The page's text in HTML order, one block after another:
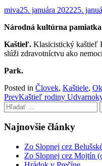
miva25. januára 202225.
Národná kultúrna pamiatka
Kaštieľ. Klasicistický kaštieľ
slúži zdravotníctvu ako
Park.
Posted in Človek, Kaštiele,
Post
navigation
PrevKaštieľ rodiny
Hľadať:
Najnovšie články
Zo Slopnej cez
Zo Slopnej cez Mojtín